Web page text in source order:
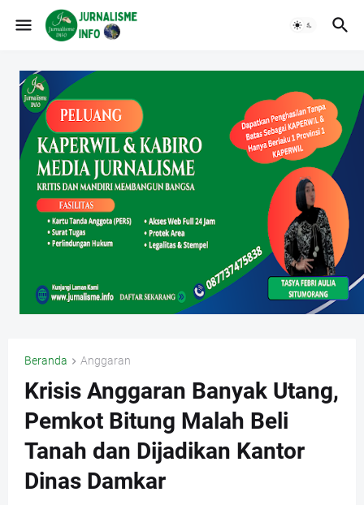
Beranda Anggaran
Krisis Anggaran Banyak Utang,
Pemkot Bitung Malah Beli
Tanah dan Dijadikan Kantor
Dinas Damkar